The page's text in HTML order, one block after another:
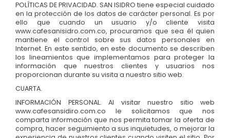
POLÍTICAS DE PRIVACIDAD. SAN ISIDRO tiene especial cuidado
en la protección de los datos de carácter personal. Es por
ello que cuando un usuario y/o cliente visita
www.cafesanisidro.com.co, procuramos que sea él quien
mantiene el control sobre sus datos personales en
Internet. En este sentido, en este documento se describen
los lineamientos que implementamos para proteger la
información que nuestros clientes y usuarios nos
proporcionan durante su visita a nuestro sitio web.
CUARTA.
INFORMACIÓN PERSONAL. Al visitar nuestro sitio web
www.cafesansidiro.com.co le solicitamos que nos
comparta información que nos permita tomar la oferta de
compra, hacer seguimiento a sus inquietudes, o mejorar la